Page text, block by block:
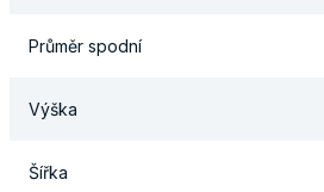
Průměr spodní
Výška
Šířka